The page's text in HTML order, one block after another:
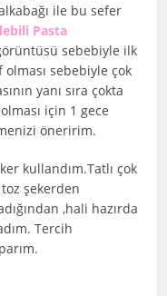
ile bu sefer
Pasta
sebebiyle ilk
olması sebebiyle çok
yanı sıra çokta
için 1 gece
öneririm.
kullandım.Tatlı çok
toz şekerden
,hali hazırda
Tercih